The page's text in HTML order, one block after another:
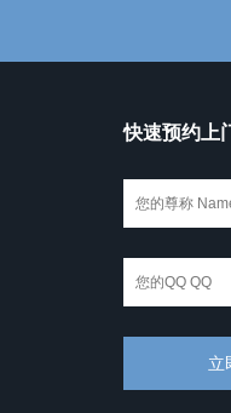
快速预约上